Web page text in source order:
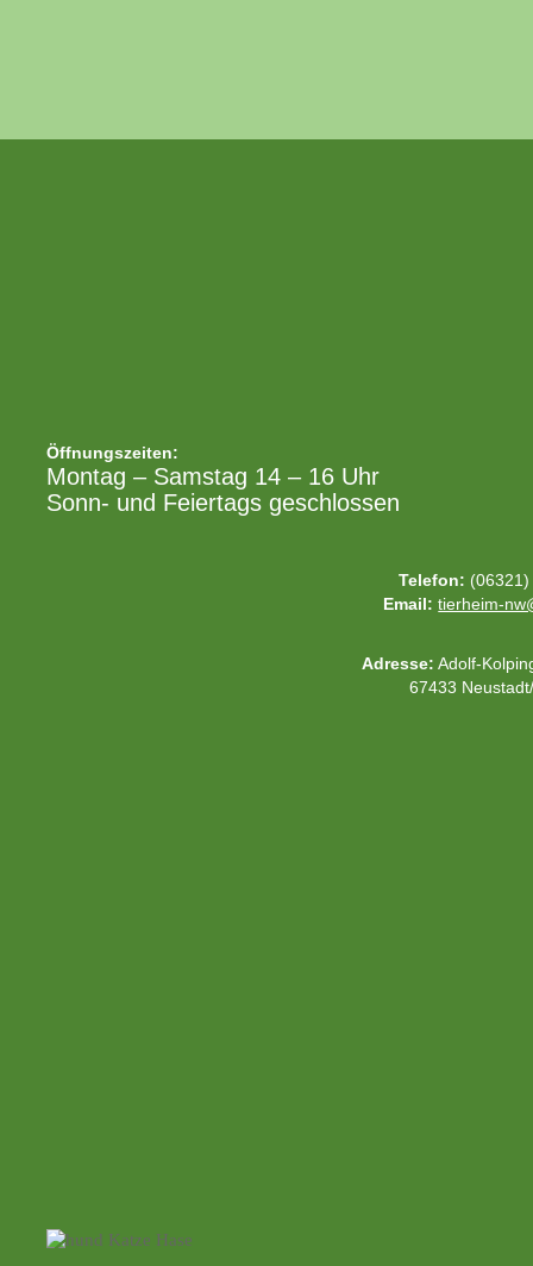
Öffnungszeiten:
Montag – Samstag 14 – 16 Uhr
Sonn- und Feiertags geschlossen
Telefon:
Email:tierheim-
Adresse: Adolf-
67433